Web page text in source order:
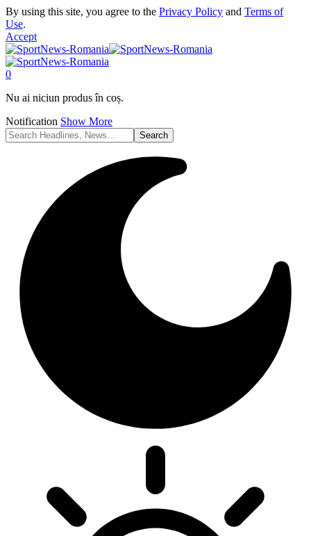
By using this site, you agree to the Privacy Policy and Terms of
Use.
Accept
0
Nu ai niciun produs în coș.
Notification Show More